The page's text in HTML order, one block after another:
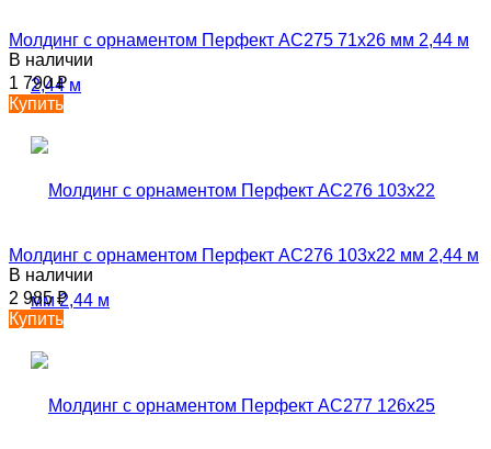
Молдинг с орнаментом Перфект AC275 71х26 мм 2,44 м
В наличии
1 790₽
Купить
Молдинг с орнаментом Перфект AC276 103х22 мм 2,44 м
В наличии
2 985₽
Купить